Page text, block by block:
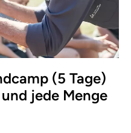
(5 Tage)
jede Menge